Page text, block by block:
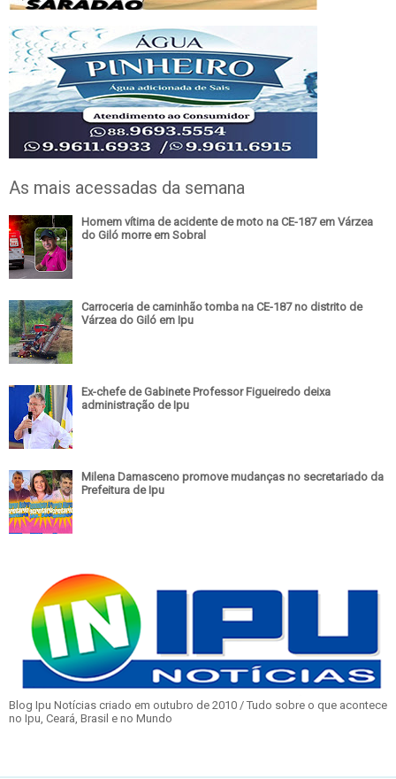
As mais acessadas da semana
Homem vítima de acidente de moto na CE-187 em Várzea
do Giló morre em Sobral
Carroceria de caminhão tomba na CE-187 no distrito de
Várzea do Giló em Ipu
Ex-chefe de Gabinete Professor Figueiredo deixa
administração de Ipu
Milena Damasceno promove mudanças no secretariado da
Prefeitura de Ipu
Blog Ipu Notícias criado em outubro de 2010 / Tudo sobre o que acontece
no Ipu, Ceará, Brasil e no Mundo